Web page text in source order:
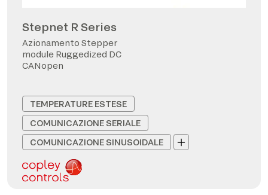
Stepnet R Series
Azionamento Stepper
module Ruggedized DC
CANopen
TEMPERATURE ESTESE
COMUNICAZIONE SERIALE
COMUNICAZIONE SINUSOIDALE